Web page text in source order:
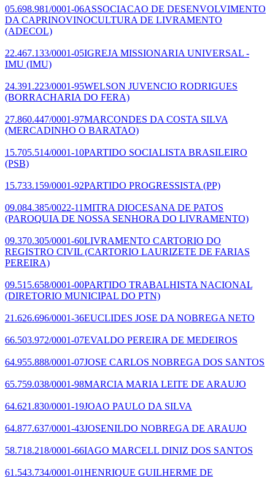
05.698.981/0001-06ASSOCIACAO DE DESENVOLVIMENTO
DA CAPRINOVINOCULTURA DE LIVRAMENTO
(ADECOL)
22.467.133/0001-05IGREJA MISSIONARIA UNIVERSAL -
IMU (IMU)
24.391.223/0001-95WELSON JUVENCIO RODRIGUES
(BORRACHARIA DO FERA)
27.860.447/0001-97MARCONDES DA COSTA SILVA
(MERCADINHO O BARATAO)
15.705.514/0001-10PARTIDO SOCIALISTA BRASILEIRO
(PSB)
15.733.159/0001-92PARTIDO PROGRESSISTA (PP)
09.084.385/0022-11MITRA DIOCESANA DE PATOS
(PAROQUIA DE NOSSA SENHORA DO LIVRAMENTO)
09.370.305/0001-60LIVRAMENTO CARTORIO DO
REGISTRO CIVIL (CARTORIO LAURIZETE DE FARIAS
PEREIRA)
09.515.658/0001-00PARTIDO TRABALHISTA NACIONAL
(DIRETORIO MUNICIPAL DO PTN)
21.626.696/0001-36EUCLIDES JOSE DA NOBREGA NETO
66.503.972/0001-07EVALDO PEREIRA DE MEDEIROS
64.955.888/0001-07JOSE CARLOS NOBREGA DOS SANTOS
65.759.038/0001-98MARCIA MARIA LEITE DE ARAUJO
64.621.830/0001-19JOAO PAULO DA SILVA
64.877.637/0001-43JOSENILDO NOBREGA DE ARAUJO
58.718.218/0001-66IAGO MARCELL DINIZ DOS SANTOS
61.543.734/0001-01HENRIQUE GUILHERME DE